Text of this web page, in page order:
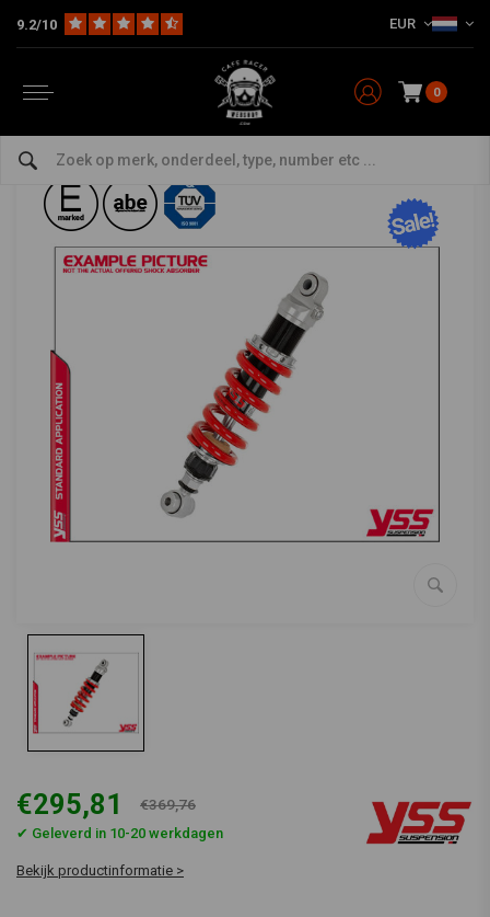
9.2/10 EUR
0
Model Specifiek MZ366-285TRJ-01 Shocks Satria F150 04-18
MZ366-285TRJ-01 Shocks Satria F150 04-18
€295,81 €369,76
✔ Geleverd in 10-20 werkdagen
Bekijk productinformatie >